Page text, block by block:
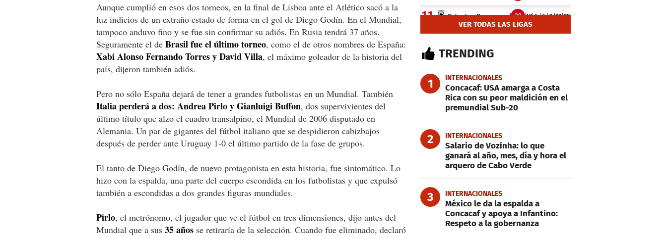
Aunque cumplió en esos dos torneos, en la final de Lisboa ante el Atlético sacó a la
luz indicios de un extraño estado de forma en el gol de Diego Godín. En el Mundial,
tampoco anduvo fino y se fue sin confirmar su adiós. En Rusia tendrá 37 años.
Seguramente el de Brasil fue el último torneo, como el de otros nombres de España:
Xabi Alonso Fernando Torres y David Villa, el máximo goleador de la historia del
país, dijeron también adiós.
Pero no sólo España dejará de tener a grandes futbolistas en un Mundial. También
Italia perderá a dos: Andrea Pirlo y Gianluigi Buffon, dos supervivientes del
último título que alzo el cuadro transalpino, el Mundial de 2006 disputado en
Alemania. Un par de gigantes del fútbol italiano que se despidieron cabizbajos
después de perder ante Uruguay 1-0 el último partido de la fase de grupos.
El tanto de Diego Godín, de nuevo protagonista en esta historia, fue sintomático. Lo
hizo con la espalda, una parte del cuerpo escondida en los futbolistas y que expulsó
también a escondidas a dos grandes figuras mundiales.
Pirlo, el metrónomo, el jugador que ve el fútbol en tres dimensiones, dijo antes del
Mundial que a sus 35 años se retiraría de la selección. Cuando fue eliminado, declaró
VER TODAS LAS LIGAS
TRENDING
1 INTERNACIONALES
Concacaf: USA amarga a Costa
Rica con su peor maldición en el
premundial Sub-20
2 INTERNACIONALES
Salario de Vozinha: lo que
ganará al año, mes, día y hora el
arquero de Cabo Verde
3 INTERNACIONALES
México le da la espalda a
Concacaf y apoya a Infantino:
Respeto a la gobernanza